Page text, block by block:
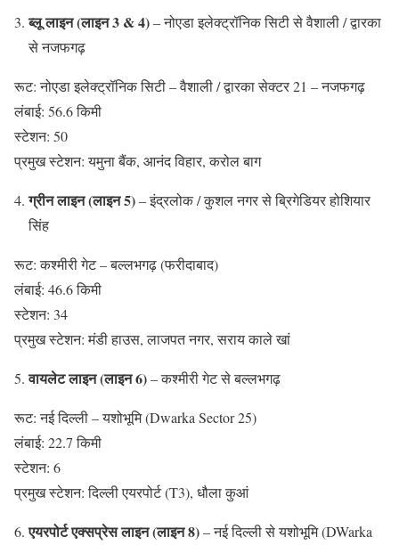
ब्लू लाइन (लाइन 3 & 4)– नोएडा इलेक्ट्रॉनिक सिटी से वैशाली / द्वारका
से नजफगढ़
रूट: नोएडा इलेक्ट्रॉनिक सिटी – वैशाली / द्वारका सेक्टर 21 – नजफगढ़
लंबाई: 56.6 किमी
स्टेशन: 50
प्रमुख स्टेशन: यमुना बैंक, आनंद विहार, करोल बाग
ग्रीन लाइन (लाइन 5)– इंद्रलोक / कुशल नगर से ब्रिगेडियर होशियार
सिंह
रूट: कश्मीरी गेट – बल्लभगढ़ (फरीदाबाद)
लंबाई: 46.6 किमी
स्टेशन: 34
प्रमुख स्टेशन: मंडी हाउस, लाजपत नगर, सराय काले खां
वायलेट लाइन (लाइन 6)– कश्मीरी गेट से बल्लभगढ़
रूट: नई दिल्ली – यशोभूमि (Dwarka Sector 25)
लंबाई: 22.7 किमी
स्टेशन: 6
प्रमुख स्टेशन: दिल्ली एयरपोर्ट (T3), धौला कुआं
एयरपोर्ट एक्सप्रेस लाइन (लाइन 8)– नई दिल्ली से यशोभूमि (DWarka